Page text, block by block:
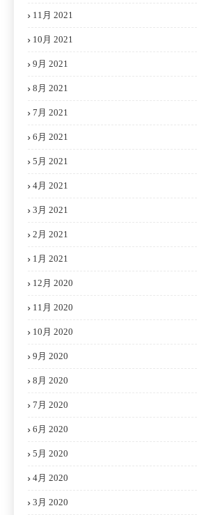
11月 2021
10月 2021
9月 2021
8月 2021
7月 2021
6月 2021
5月 2021
4月 2021
3月 2021
2月 2021
1月 2021
12月 2020
11月 2020
10月 2020
9月 2020
8月 2020
7月 2020
6月 2020
5月 2020
4月 2020
3月 2020